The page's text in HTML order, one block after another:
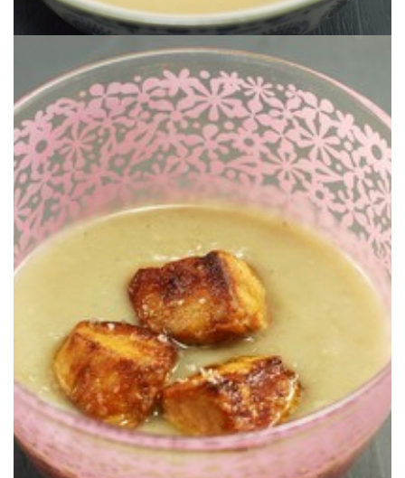
VELOUTÉ D’ARTICHAUTS AUX DÉS DE
FOIE GRAS POÊLÉ
Un simple velouté d’artichauts devient dans cette recette un plat de
fêtes grâce à des éclats de foie gras poêlés qui viennent le
compléter.
Simple, délicieux et vraiment bluffant.